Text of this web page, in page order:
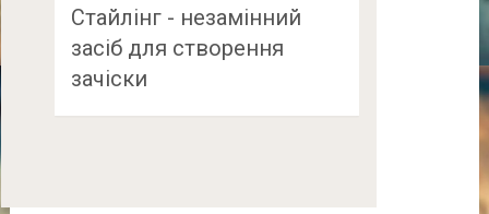
Стайлінг - незамінний
засіб для створення
зачіски